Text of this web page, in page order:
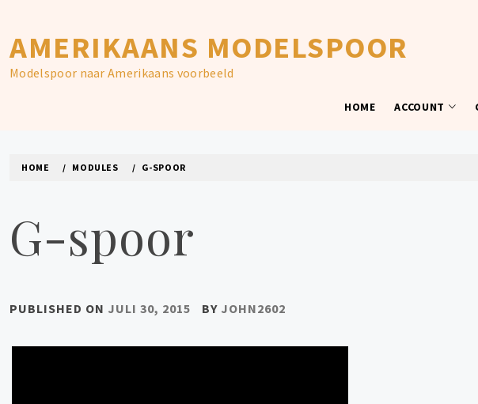
content
AMERIKAANS MODELSPOOR
Modelspoor naar Amerikaans voorbeeld
HOME ACCOUNT
HOME MODULES G-SPOOR
G-spoor
PUBLISHED ON JULI 30, 2015 BY JOHN2602